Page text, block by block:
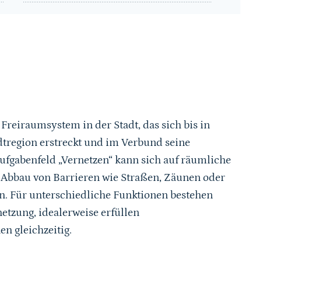
in der Stadt, das sich bis in
erstreckt und im Verbund seine
„Vernetzen“ kann sich auf räumliche
von Barrieren wie Straßen, Zäunen oder
Für unterschiedliche Funktionen bestehen
idealerweise erfüllen
gleichzeitig.